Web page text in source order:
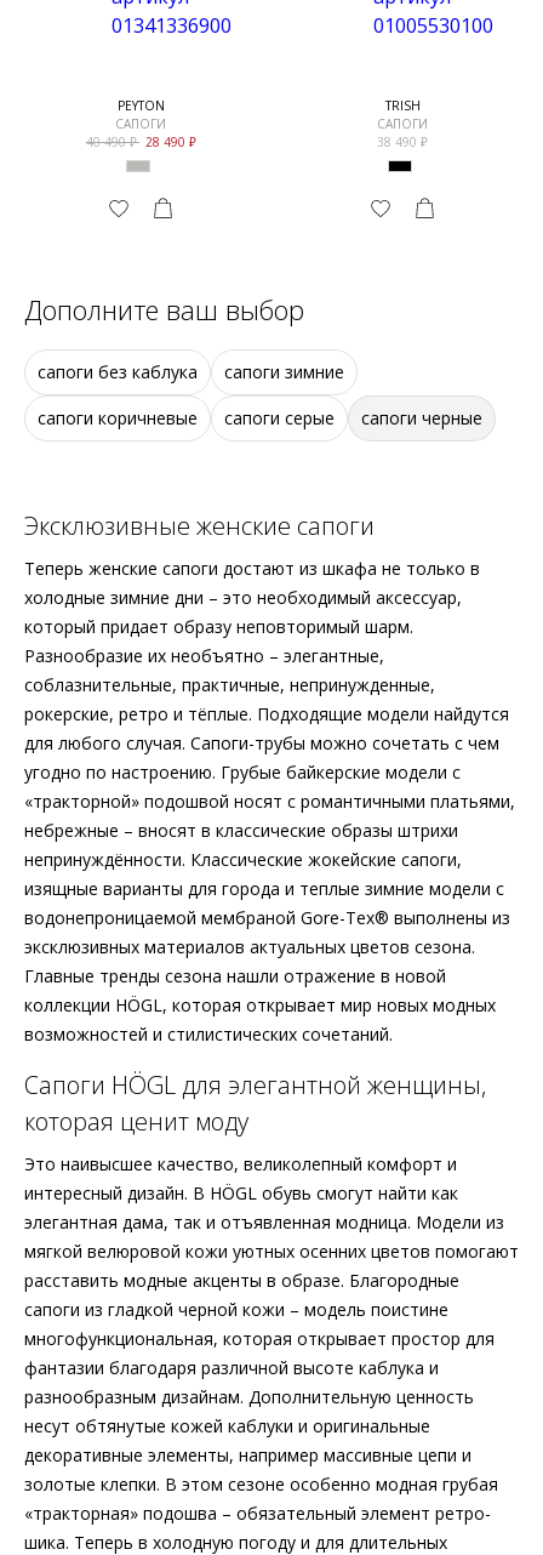
PEYTON
САПОГИ
40 490
28 490
TRISH
САПОГИ
38 490
Дополните ваш выбор
сапоги без каблука
сапоги зимние
сапоги коричневые
сапоги серые сапоги черные
Эксклюзивные женские сапоги
Теперь женские сапоги достают из шкафа не только в
холодные зимние дни – это необходимый аксессуар,
который придает образу неповторимый шарм.
Разнообразие их необъятно – элегантные,
соблазнительные, практичные, непринужденные,
рокерские, ретро и тёплые. Подходящие модели найдутся
для любого случая. Сапоги-трубы можно сочетать с чем
угодно по настроению. Грубые байкерские модели с
«тракторной» подошвой носят с романтичными платьями,
небрежные – вносят в классические образы штрихи
непринуждённости. Классические жокейские сапоги,
изящные варианты для города и теплые зимние модели с
водонепроницаемой мембраной Gore-Tex® выполнены из
эксклюзивных материалов актуальных цветов сезона.
Главные тренды сезона нашли отражение в новой
коллекции HÖGL, которая открывает мир новых модных
возможностей и стилистических сочетаний.
Сапоги HÖGL для элегантной женщины,
которая ценит моду
Это наивысшее качество, великолепный комфорт и
интересный дизайн. В HÖGL обувь смогут найти как
элегантная дама, так и отъявленная модница. Модели из
мягкой велюровой кожи уютных осенних цветов помогают
расставить модные акценты в образе. Благородные
сапоги из гладкой черной кожи – модель поистине
многофункциональная, которая открывает простор для
фантазии благодаря различной высоте каблука и
разнообразным дизайнам. Дополнительную ценность
несут обтянутые кожей каблуки и оригинальные
декоративные элементы, например массивные цепи и
золотые клепки. В этом сезоне особенно модная грубая
«тракторная» подошва – обязательный элемент ретро-
шика. Теперь в холодную погоду и для длительных